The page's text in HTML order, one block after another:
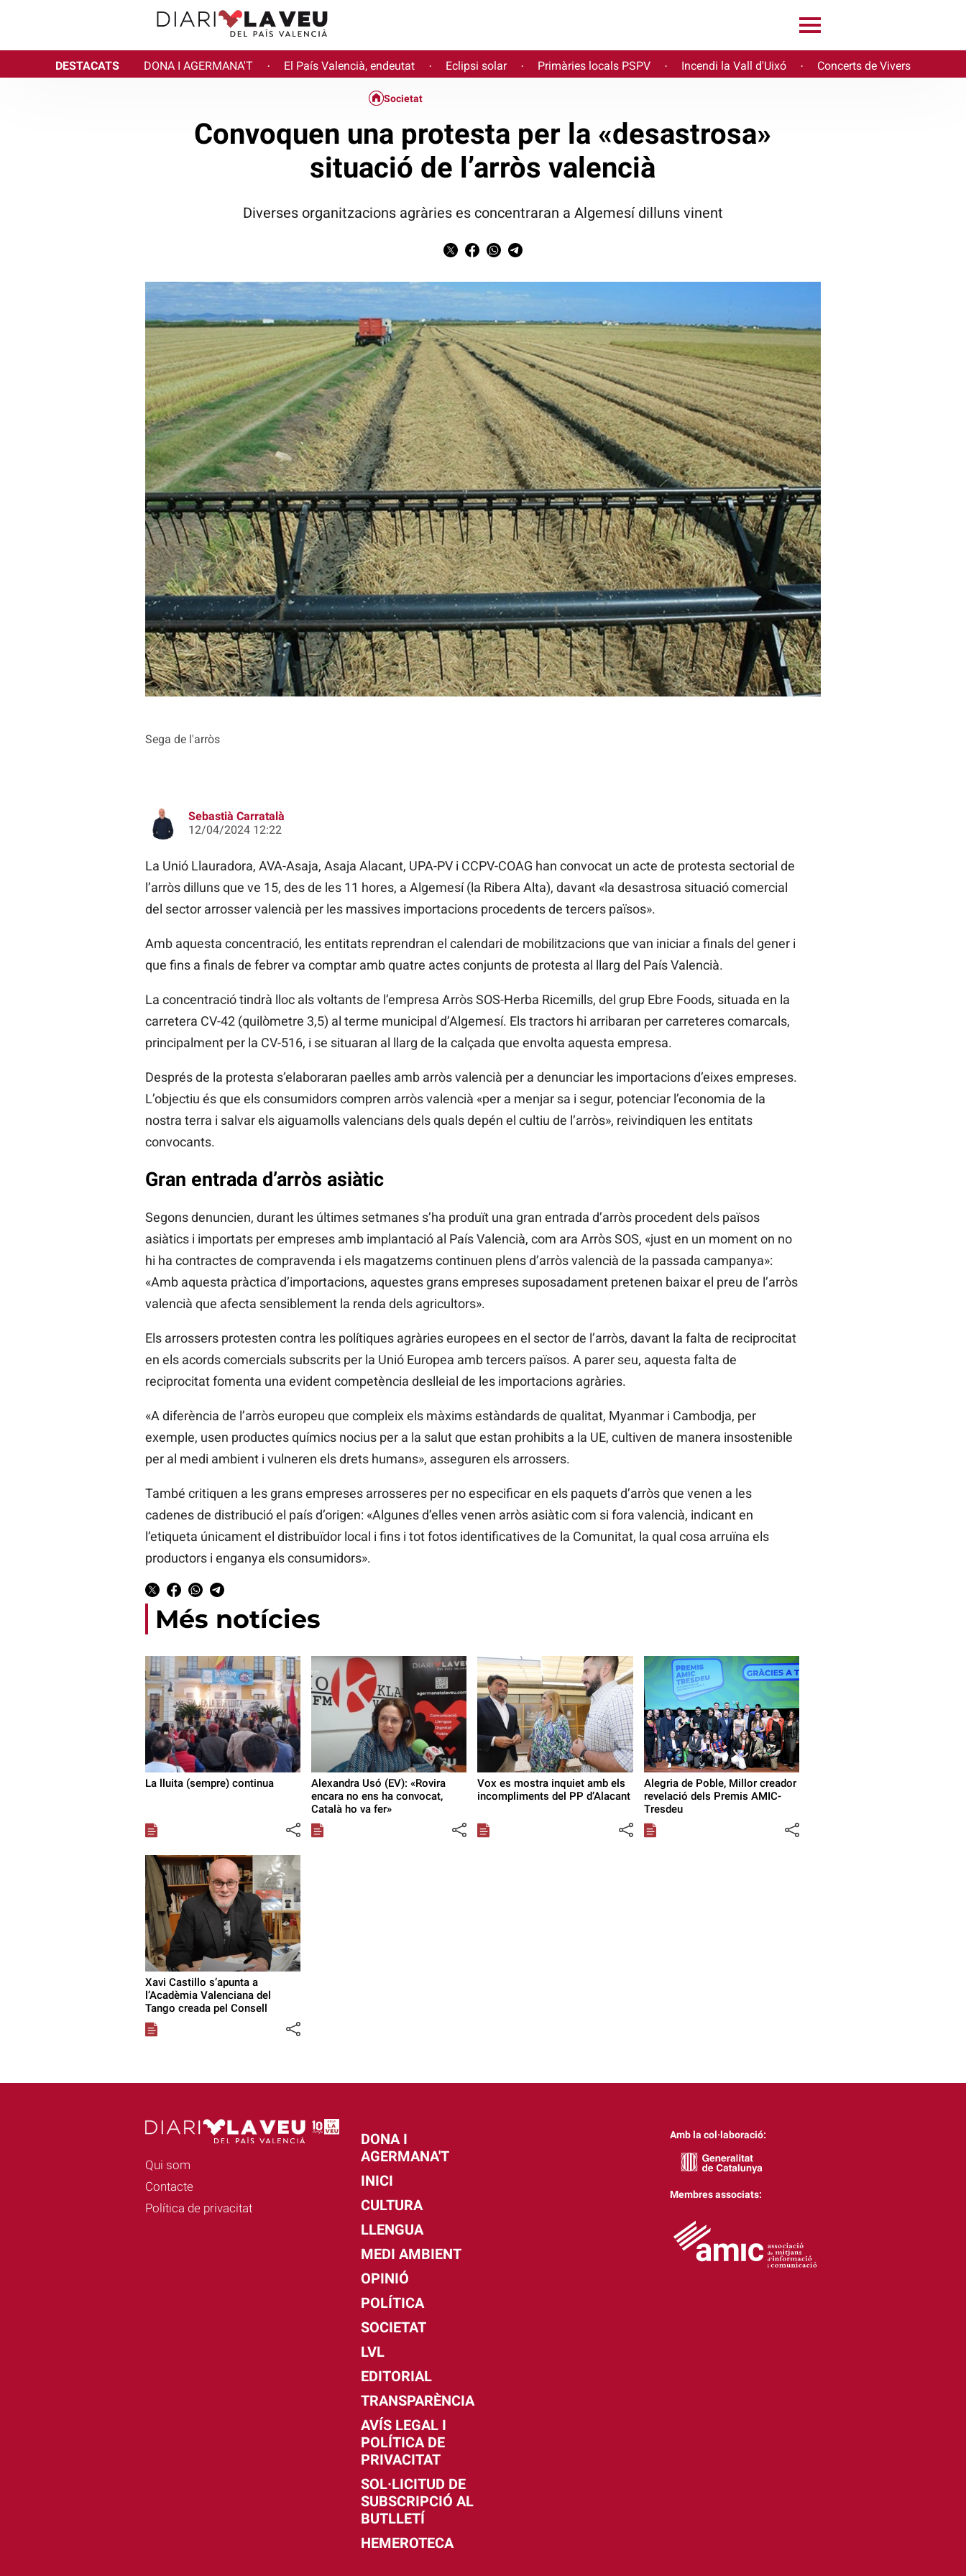
DESTACATS DONA I AGERMANA'T · El País Valencià, endeutat · Eclipsi solar · Primàries locals PSPV · Incendi la Vall d'Uixó · Concerts de Vivers
Sega de l'arròs
Societat
Convoquen una protesta per la «desastrosa»
situació de l’arròs valencià
Diverses organitzacions agràries es concentraran a Algemesí dilluns vinent
Sebastià Carratalà
12/04/2024 12:22
La Unió Llauradora, AVA-Asaja, Asaja Alacant, UPA-PV i CCPV-COAG han convocat un acte de protesta sectorial de
l’arròs dilluns que ve 15, des de les 11 hores, a Algemesí (la Ribera Alta), davant «la desastrosa situació comercial
del sector arrosser valencià per les massives importacions procedents de tercers països».
Amb aquesta concentració, les entitats reprendran el calendari de mobilitzacions que van iniciar a finals del gener i
que fins a finals de febrer va comptar amb quatre actes conjunts de protesta al llarg del País Valencià.
La concentració tindrà lloc als voltants de l’empresa Arròs SOS-Herba Ricemills, del grup Ebre Foods, situada en la
carretera CV-42 (quilòmetre 3,5) al terme municipal d’Algemesí. Els tractors hi arribaran per carreteres comarcals,
principalment per la CV-516, i se situaran al llarg de la calçada que envolta aquesta empresa.
Després de la protesta s’elaboraran paelles amb arròs valencià per a denunciar les importacions d’eixes empreses.
L’objectiu és que els consumidors compren arròs valencià «per a menjar sa i segur, potenciar l’economia de la
nostra terra i salvar els aiguamolls valencians dels quals depén el cultiu de l’arròs», reivindiquen les entitats
convocants.
Gran entrada d’arròs asiàtic
Segons denuncien, durant les últimes setmanes s’ha produït una gran entrada d’arròs procedent dels països
asiàtics i importats per empreses amb implantació al País Valencià, com ara Arròs SOS, «just en un moment on no
hi ha contractes de compravenda i els magatzems continuen plens d’arròs valencià de la passada campanya»:
«Amb aquesta pràctica d’importacions, aquestes grans empreses suposadament pretenen baixar el preu de l’arròs
valencià que afecta sensiblement la renda dels agricultors».
Els arrossers protesten contra les polítiques agràries europees en el sector de l’arròs, davant la falta de reciprocitat
en els acords comercials subscrits per la Unió Europea amb tercers països. A parer seu, aquesta falta de
reciprocitat fomenta una evident competència deslleial de les importacions agràries.
«A diferència de l’arròs europeu que compleix els màxims estàndards de qualitat, Myanmar i Cambodja, per
exemple, usen productes químics nocius per a la salut que estan prohibits a la UE, cultiven de manera insostenible
per al medi ambient i vulneren els drets humans», asseguren els arrossers.
També critiquen a les grans empreses arrosseres per no especificar en els paquets d’arròs que venen a les
cadenes de distribució el país d’origen: «Algunes d’elles venen arròs asiàtic com si fora valencià, indicant en
l’etiqueta únicament el distribuïdor local i fins i tot fotos identificatives de la Comunitat, la qual cosa arruïna els
productors i enganya els consumidors».
Més notícies
La lluita (sempre) continua
Alexandra Usó (EV): «Rovira
encara no ens ha convocat,
Català ho va fer»
Vox es mostra inquiet amb els
incompliments del PP d’Alacant
Alegria de Poble, Millor creador
revelació dels Premis AMIC-
Tresdeu
Xavi Castillo s’apunta a
l’Acadèmia Valenciana del
Tango creada pel Consell
Qui som
Contacte
Política de privacitat
DONA I
AGERMANA'T
INICI
CULTURA
LLENGUA
MEDI AMBIENT
OPINIÓ
POLÍTICA
SOCIETAT
LVL
EDITORIAL
TRANSPARÈNCIA
AVÍS LEGAL I
POLÍTICA DE
PRIVACITAT
SOL·LICITUD DE
SUBSCRIPCIÓ AL
BUTLLETÍ
HEMEROTECA
Amb la col·laboració:
Membres associats: